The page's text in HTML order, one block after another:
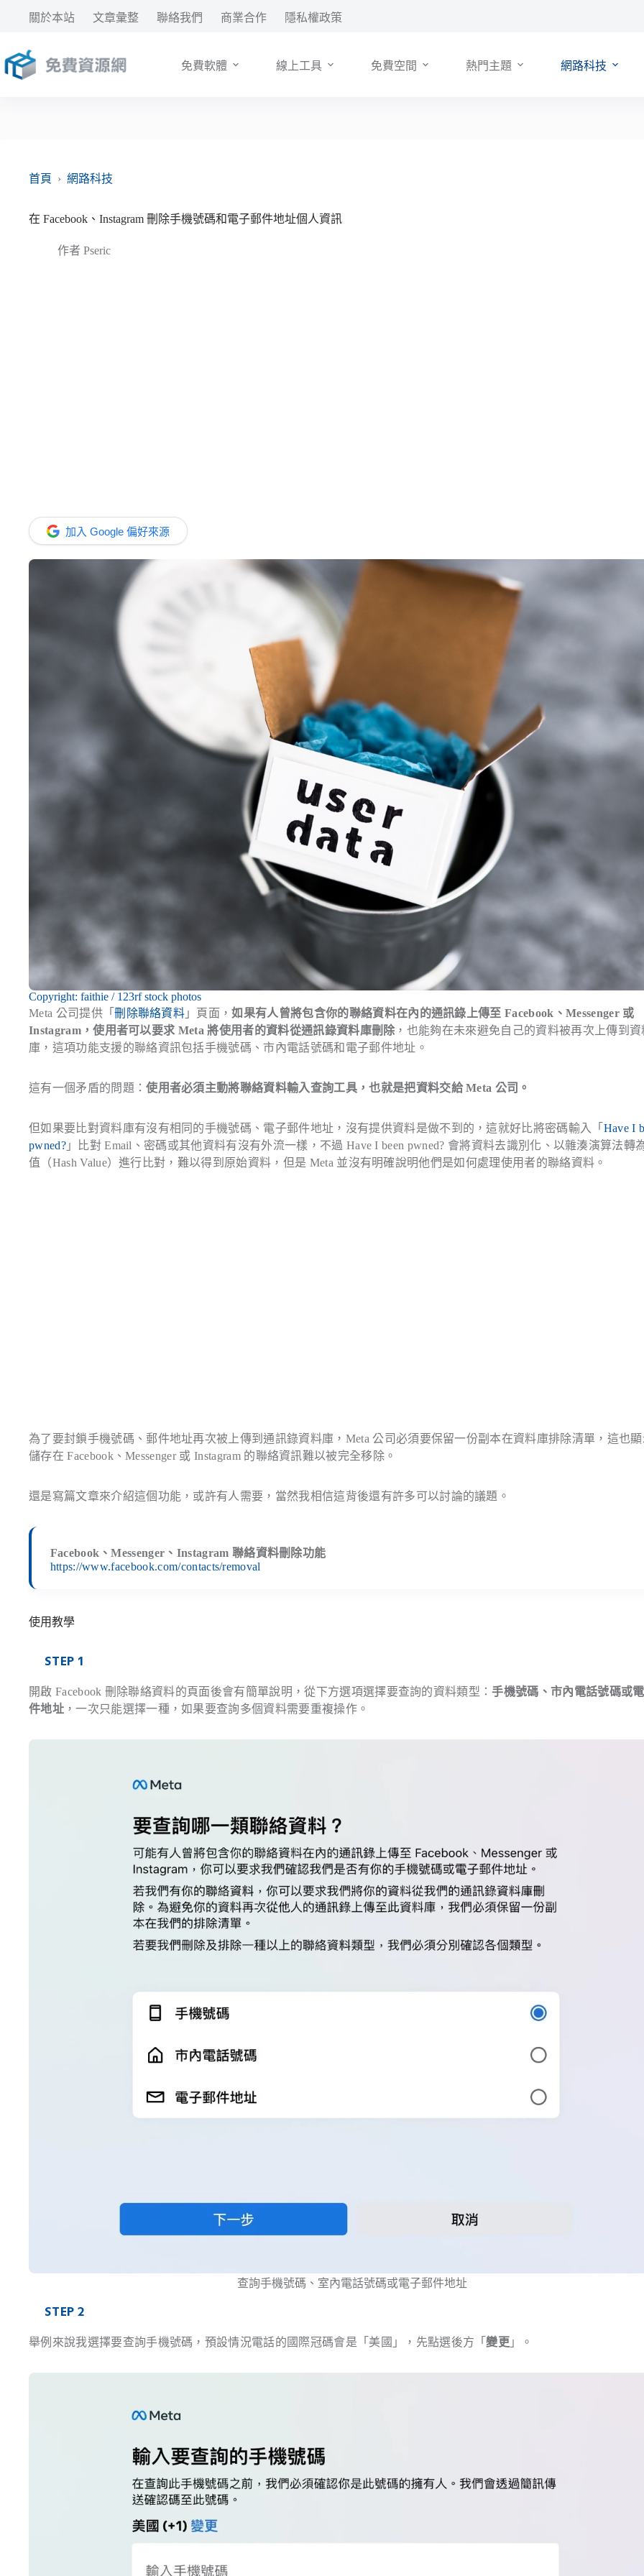
要
內
關於本站 文章彙整 聯絡我們 商業合作 隱私權政策
免費軟體 線上工具 免費空間 熱門主題 網路科技
首頁 › 網路科技
在 Facebook、Instagram 刪除手機號碼和電子郵件地址個人資訊
作者 Pseric
加入 Google 偏好來源
Copyright: faithie / 123rf stock photos
Meta 公司提供「刪除聯絡資料 」頁面，如果有人曾將包含你的聯絡資料在內的通訊錄上傳至 Facebook、Messenger 或
Instagram，使用者可以要求 Meta 將使用者的資料從通訊錄資料庫刪除，也能夠在未來避免自己的資料被再次上傳到資
庫，這項功能支援的聯絡資訊包括手機號碼、市內電話號碼和電子郵件地址。
這有一個矛盾的問題：使用者必須主動將聯絡資料輸入查詢工具，也就是把資料交給 Meta 公司。
但如果要比對資料庫有沒有相同的手機號碼、電子郵件地址，沒有提供資料是做不到的，這就好比將密碼輸入「 Have I
pwned?」比對 Email、密碼或其他資料有沒有外流一樣，不過 Have I been pwned? 會將資料去識別化、以雜湊演算法轉
值（Hash Value）進行比對，難以得到原始資料，但是 Meta 並沒有明確說明他們是如何處理使用者的聯絡資料。
為了要封鎖手機號碼、郵件地址再次被上傳到通訊錄資料庫，Meta 公司必須要保留一份副本在資料庫排除清單，這也
儲存在 Facebook、Messenger 或 Instagram 的聯絡資訊難以被完全移除。
還是寫篇文章來介紹這個功能，或許有人需要，當然我相信這背後還有許多可以討論的議題。
Facebook、Messenger、Instagram 聯絡資料刪除功能
https://www.facebook.com/contacts/removal
使用教學
STEP 1
開啟 Facebook 刪除聯絡資料的頁面後會有簡單說明，從下方選項選擇要查詢的資料類型：手機號碼、市內電話號碼或
件地址，一次只能選擇一種，如果要查詢多個資料需要重複操作。
查詢手機號碼、室內電話號碼或電子郵件地址
STEP 2
舉例來說我選擇要查詢手機號碼，預設情況電話的國際冠碼會是「美國」，先點選後方「變更 」。